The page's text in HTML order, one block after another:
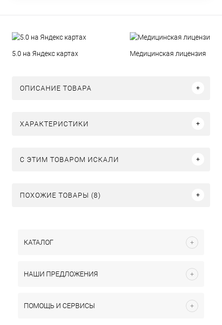
5.0 на Яндекс картах Медицинская лицензия
ОПИСАНИЕ ТОВАРА
ХАРАКТЕРИСТИКИ
C ЭТИМ ТОВАРОМ ИСКАЛИ
ПОХОЖИЕ ТОВАРЫ (8)
КАТАЛОГ
НАШИ ПРЕДЛОЖЕНИЯ
ПОМОЩЬ И СЕРВИСЫ